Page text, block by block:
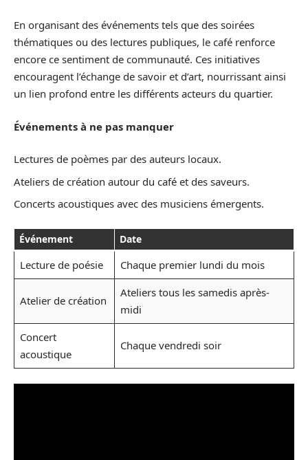
En organisant des événements tels que des soirées
thématiques ou des lectures publiques, le café renforce
encore ce sentiment de communauté. Ces initiatives
encouragent l’échange de savoir et d’art, nourrissant ainsi
un lien profond entre les différents acteurs du quartier.
Événements à ne pas manquer
Lectures de poèmes par des auteurs locaux.
Ateliers de création autour du café et des saveurs.
Concerts acoustiques avec des musiciens émergents.
Événement Date
Lecture de poésie Chaque premier lundi du mois
Atelier de création
Ateliers tous les samedis après-
midi
Concert
acoustique
Chaque vendredi soir